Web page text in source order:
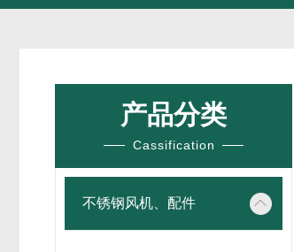
产品分类
Cassification
不锈钢风机、配件